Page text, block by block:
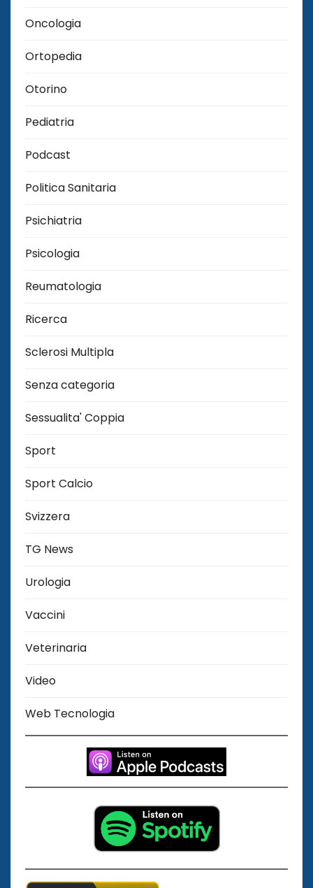
Oncologia
Ortopedia
Otorino
Pediatria
Podcast
Politica Sanitaria
Psichiatria
Psicologia
Reumatologia
Ricerca
Sclerosi Multipla
Senza categoria
Sessualita' Coppia
Sport
Sport Calcio
Svizzera
TG News
Urologia
Vaccini
Veterinaria
Video
Web Tecnologia